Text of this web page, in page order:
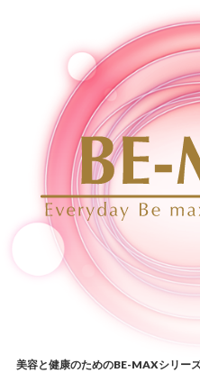
美容と健康のためのBE-MAXシリー